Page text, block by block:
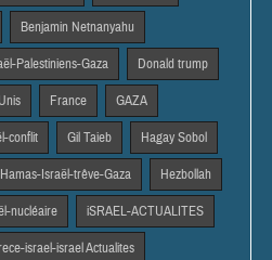
Benjamin Netnanyahu
Palestiniens-Gaza Donald trump
France GAZA
conflit Gil Taieb Hagay Sobol
Hamas-Israël-trêve-Gaza Hezbollah
nucléaire iSRAEL-ACTUALITES
israel-israel Actualites